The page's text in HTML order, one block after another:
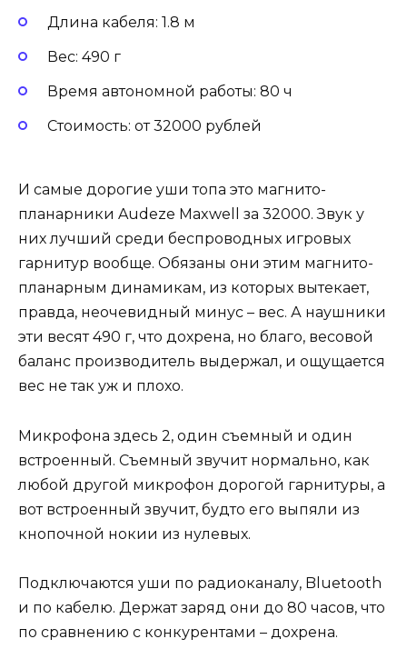
Длина кабеля: 1.8 м
Вес: 490 г
Время автономной работы: 80 ч
Стоимость: от 32000 рублей
И самые дорогие уши топа это магнито-
планарники Audeze Maxwell за 32000. Звук у
них лучший среди беспроводных игровых
гарнитур вообще. Обязаны они этим магнито-
планарным динамикам, из которых вытекает,
правда, неочевидный минус – вес. А наушники
эти весят 490 г, что дохрена, но благо, весовой
баланс производитель выдержал, и ощущается
вес не так уж и плохо.
Микрофона здесь 2, один съемный и один
встроенный. Съемный звучит нормально, как
любой другой микрофон дорогой гарнитуры, а
вот встроенный звучит, будто его выпяли из
кнопочной нокии из нулевых.
Подключаются уши по радиоканалу, Bluetooth
и по кабелю. Держат заряд они до 80 часов, что
по сравнению с конкурентами – дохрена.